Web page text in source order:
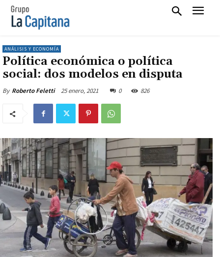
ANÁLISIS Y ECONOMÍA
Política económica o política
social: dos modelos en disputa
By Roberto Feletti 25 enero, 2021 0 826